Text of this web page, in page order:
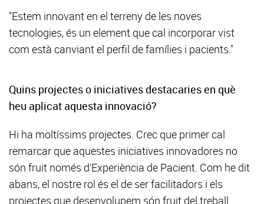
"Estem innovant en el terreny de les noves
tecnologies, és un element que cal incorporar vist
com està canviant el perfil de famílies i pacients."
Quins projectes o iniciatives destacaries en què
heu aplicat aquesta innovació?
Hi ha moltíssims projectes. Crec que primer cal
remarcar que aquestes iniciatives innovadores no
són fruit només d’Experiència de Pacient. Com he dit
abans, el nostre rol és el de ser facilitadors i els
projectes que desenvolupem són fruit del treball